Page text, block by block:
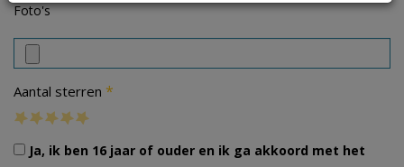
Foto's
Aantal sterren *
Ja, ik ben 16 jaar of ouder en ik ga akkoord met het